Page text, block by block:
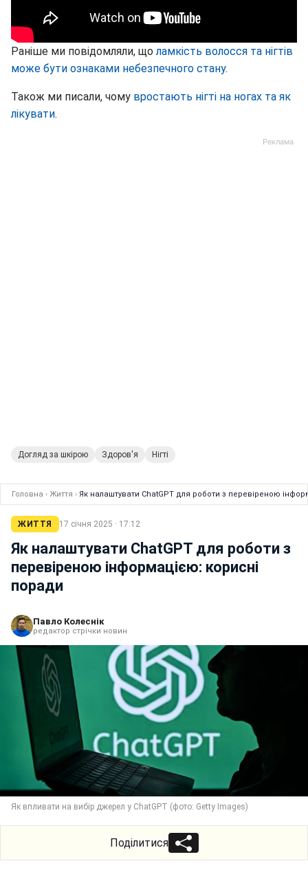
Раніше ми повідомляли, щоламкість волосся та нігтів
може бути ознаками небезпечного стану.
Також ми писали, чому вростають нігті на ногах та як
лікувати.
ЖИТТЯ 17 січня 2025 · 17:12
Як налаштувати ChatGPT для роботи з
перевіреною інформацією: корисні
поради
Павло Колеснік
Як впливати на вибір джерел у ChatGPT (фото: Getty Images)
Поділитися
Використання ChatGPT для збору даних може істотно